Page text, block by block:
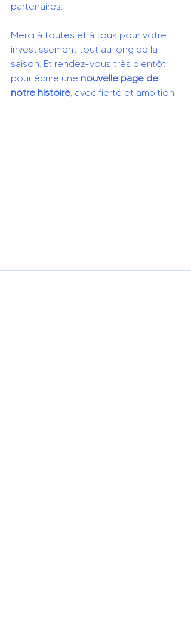
partenaires.
Merci à toutes et à tous pour votre
investissement tout au long de la
saison. Et rendez-vous très bientôt
pour écrire une nouvelle page de
notre histoire, avec fierté et ambition